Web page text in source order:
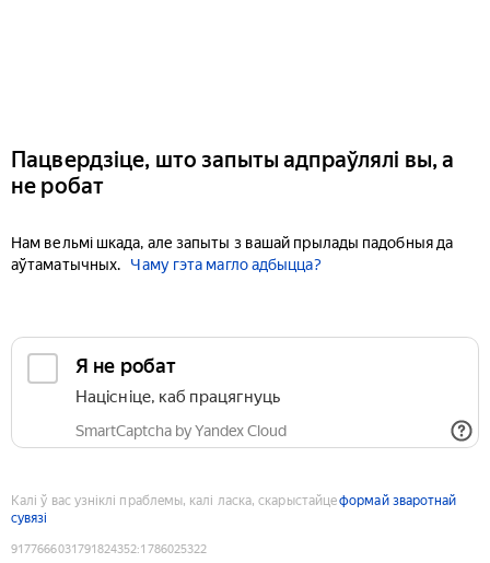
Пацвердзіце, што запыты адпраўлялі вы, а
не робат
Нам вельмі шкада, але запыты з вашай прылады падобныя да
аўтаматычных.
Чаму гэта магло адбыцца?
Я не робат
Націсніце, каб працягнуць
SmartCaptcha by Yandex Cloud
Калі ў вас узніклі праблемы, калі ласка, скарыстайцеформай зваротнай
сувязі
9177666031791824352:1786025322